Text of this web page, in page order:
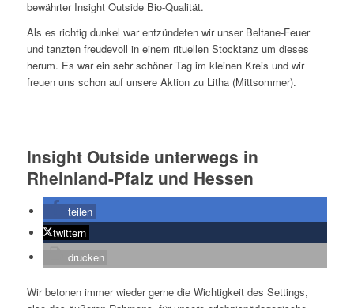
bewährter Insight Outside Bio-Qualität.
Als es richtig dunkel war entzündeten wir unser Beltane-Feuer
und tanzten freudevoll in einem rituellen Stocktanz um dieses
herum. Es war ein sehr schöner Tag im kleinen Kreis und wir
freuen uns schon auf unsere Aktion zu Litha (Mittsommer).
Insight Outside unterwegs in
Rheinland-Pfalz und Hessen
teilen
twittern
drucken
Wir betonen immer wieder gerne die Wichtigkeit des Settings,